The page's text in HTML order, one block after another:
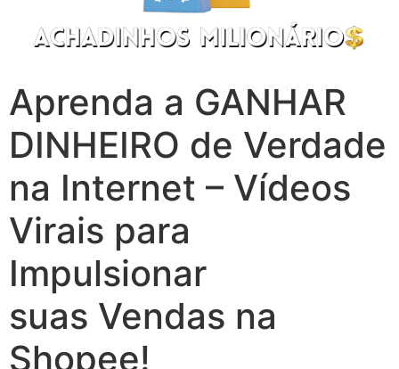
Aprenda a GANHAR
DINHEIRO de Verdade
na Internet – Vídeos
Virais para
Impulsionar
suas Vendas na
Shopee!